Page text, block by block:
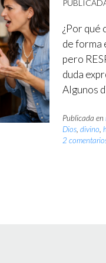
¿Por qué
de forma
pero
duda
Algunos
Publicada en
Dios,divino,
2